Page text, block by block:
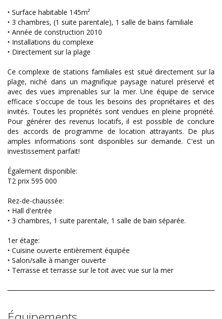
• Surface habitable 145m²
• 3 chambres, (1 suite parentale), 1 salle de bains familiale
• Année de construction 2010
• Installations du complexe
• Directement sur la plage
Ce complexe de stations familiales est situé directement sur la
plage, niché dans un magnifique paysage naturel préservé et
avec des vues imprenables sur la mer. Une équipe de service
efficace s'occupe de tous les besoins des propriétaires et des
invités. Toutes les propriétés sont vendues en pleine propriété.
Pour générer des revenus locatifs, il est possible de conclure
des accords de programme de location attrayants. De plus
amples informations sont disponibles sur demande. C'est un
investissement parfait!
Également disponible:
T2 prix 595 000
Rez-de-chaussée:
• Hall d'entrée
• 3 chambres, 1 suite parentale, 1 salle de bain séparée.
1er étage:
• Cuisine ouverte entièrement équipée
• Salon/salle à manger ouverte
• Terrasse et terrasse sur le toit avec vue sur la mer